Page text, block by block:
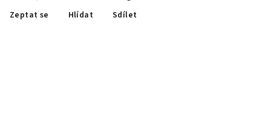
Zeptat se Hlídat Sdílet